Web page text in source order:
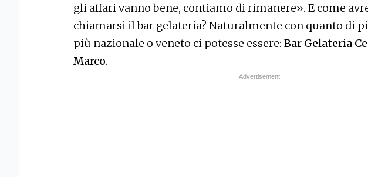
gli affari vanno bene, contiamo di rimanere». E come
chiamarsi il bar gelateria? Naturalmente con quanto di
più nazionale o veneto ci potesse essere: Bar Gelateria
Marco.